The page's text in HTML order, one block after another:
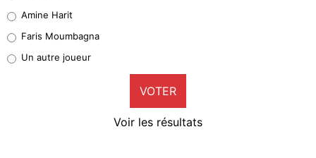
1%
9%
Amine Harit
Faris Moumbagna
Un autre joueur
VOTER
Voir les résultats